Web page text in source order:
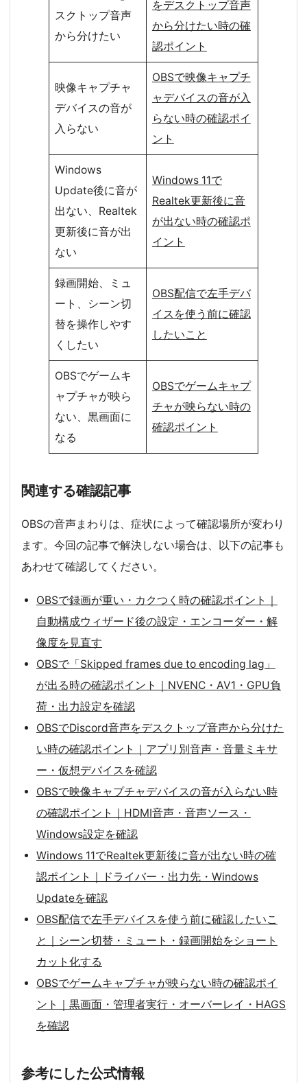
スクトップ音声
から分けたい
をデスクトップ音声
から分けたい時の確
認ポイント
映像キャプチャ
デバイスの音が
入らない
OBSで映像キャプチ
ャデバイスの音が入
らない時の確認ポイ
ント
Windows
Update後に音が
出ない、Realtek
更新後に音が出
ない
Windows 11で
Realtek更新後に音
が出ない時の確認ポ
イント
録画開始、ミュ
ート、シーン切
替を操作しやす
くしたい
OBS配信で左手デバ
イスを使う前に確認
したいこと
OBSでゲームキ
ャプチャが映ら
ない、黒画面に
なる
OBSでゲームキャプ
チャが映らない時の
確認ポイント
関連する確認記事
OBSの音声まわりは、症状によって確認場所が変わり
ます。今回の記事で解決しない場合は、以下の記事も
あわせて確認してください。
OBSで録画が重い・カクつく時の確認ポイント｜
自動構成ウィザード後の設定・エンコーダー・解
像度を見直す
OBSで「Skipped frames due to encoding lag」
が出る時の確認ポイント｜NVENC・AV1・GPU負
荷・出力設定を確認
OBSでDiscord音声をデスクトップ音声から分けた
い時の確認ポイント｜アプリ別音声・音量ミキサ
ー・仮想デバイスを確認
OBSで映像キャプチャデバイスの音が入らない時
の確認ポイント｜HDMI音声・音声ソース・
Windows設定を確認
Windows 11でRealtek更新後に音が出ない時の確
認ポイント｜ドライバー・出力先・Windows
Updateを確認
OBS配信で左手デバイスを使う前に確認したいこ
と｜シーン切替・ミュート・録画開始をショート
カット化する
OBSでゲームキャプチャが映らない時の確認ポイ
ント｜黒画面・管理者実行・オーバーレイ・HAGS
を確認
参考にした公式情報